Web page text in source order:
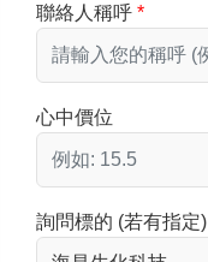
聯絡人稱呼
心中價位
詢問標的 (若有指定)